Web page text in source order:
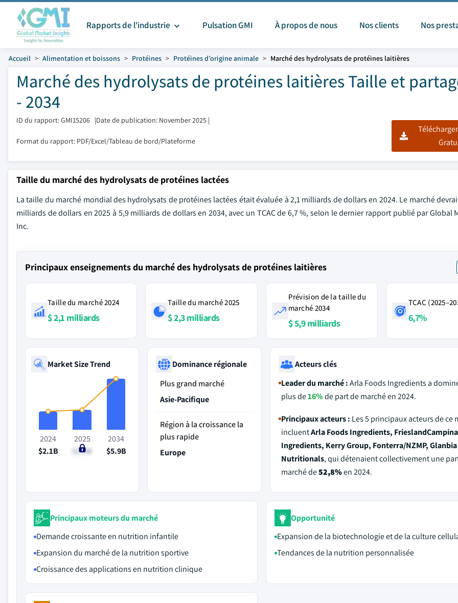
Rapports de l'industrie Pulsation GMI À propos de nous Nos clients Nos
Accueil Alimentation et boissons Protéines Protéines d’origine animale Marché des hydrolysats de protéines laitières
Marché des hydrolysats de protéines laitières Taille et
- 2034
ID du rapport: GMI15206 |Date de publication: November 2025 |
Format du rapport: PDF/Excel/Tableau de bord/Plateforme
Taille du marché des hydrolysats de protéines lactées
La taille du marché mondial des hydrolysats de protéines lactées était évaluée à 2,1 milliards de dollars en 2024. Le marché
milliards de dollars en 2025 à 5,9 milliards de dollars en 2034, avec un TCAC de 6,7 %, selon le dernier rapport publié par Global
Inc.
Principaux enseignements du marché des hydrolysats de protéines laitières
Taille du marché 2024
$ 2,1 milliards
Taille du marché 2025
$ 2,3 milliards
Prévision de la taille du
marché 2034
$ 5,9 milliards
TCAC
6,7%
Market Size Trend
2024
$2.1B
2025
$2.3B
2034
$5.9B
Dominance régionale
Plus grand marché
Asie-Pacifique
Région à la croissance la
plus rapide
Europe
Acteurs clés
Leader du marché :Arla Foods Ingredients a
plus de16%de part de marché en 2024.
Principaux acteurs : Les 5 principaux acteurs de ce
incluentArla Foods Ingredients, FrieslandCampina
Ingredients, Kerry Group, Fonterra/NZMP, Glanbia
Nutritionals, qui détenaient collectivement une
marché de52,8%en 2024.
Principaux moteurs du marché
Demande croissante en nutrition infantile
Expansion du marché de la nutrition sportive
Croissance des applications en nutrition clinique
Opportunité
Expansion de la biotechnologie et de la culture
Tendances de la nutrition personnalisée